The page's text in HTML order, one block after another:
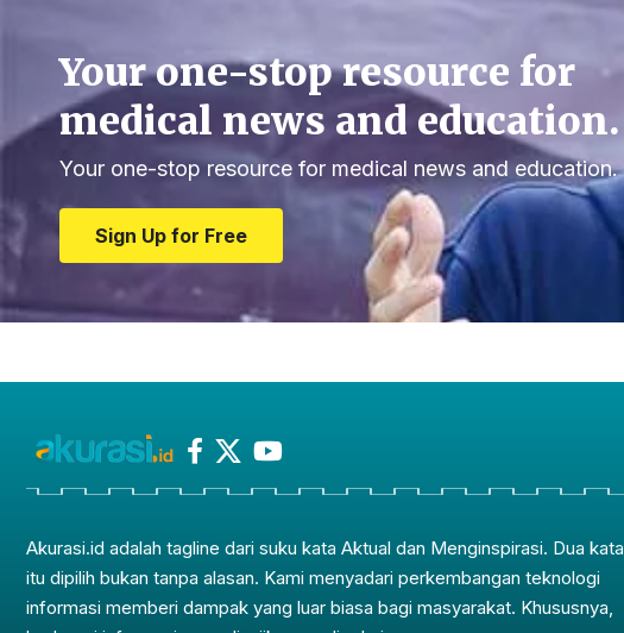
Your one-stop resource for
medical news and education.
Your one-stop resource for medical news and education.
Sign Up for Free
Akurasi.id adalah tagline dari suku kata Aktual dan Menginspirasi. Dua kata
itu dipilih bukan tanpa alasan. Kami menyadari perkembangan teknologi
informasi memberi dampak yang luar biasa bagi masyarakat. Khususnya,